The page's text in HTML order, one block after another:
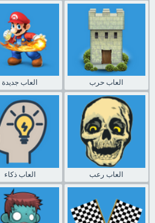
العاب جديدة العاب حرب
العاب ذكاء العاب رعب